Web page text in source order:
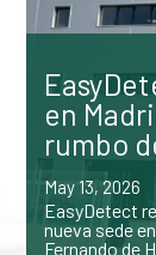
en
rumbo
May 13, 2026
EasyDetect
nueva sede
Fernando de